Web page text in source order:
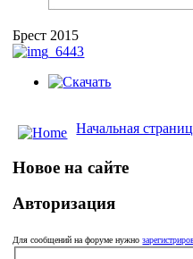
Брест 2015
Начальная
Новое на сайте
Авторизация
Для сообщений на форуме нужно